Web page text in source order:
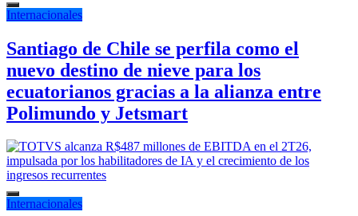
Internacionales
Santiago de Chile se perfila como el
nuevo destino de nieve para los
ecuatorianos gracias a la alianza entre
Polimundo y Jetsmart
Internacionales